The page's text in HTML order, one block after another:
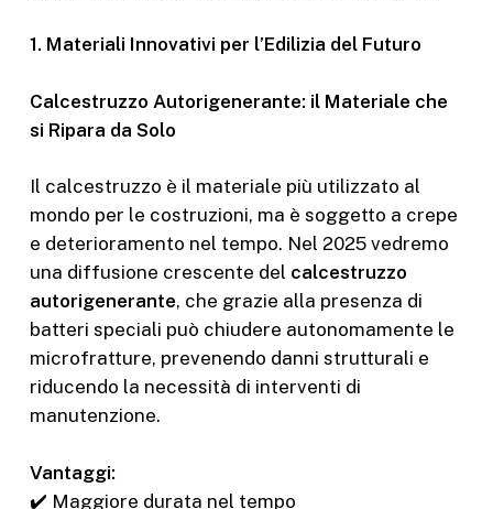
1. Materiali Innovativi per l’Edilizia del Futuro
Calcestruzzo Autorigenerante: il Materiale che
si Ripara da Solo
Il calcestruzzo è il materiale più utilizzato al
mondo per le costruzioni, ma è soggetto a crepe
e deterioramento nel tempo. Nel 2025 vedremo
una diffusione crescente del calcestruzzo
autorigenerante, che grazie alla presenza di
batteri speciali può chiudere autonomamente le
microfratture, prevenendo danni strutturali e
riducendo la necessità di interventi di
manutenzione.
Vantaggi:
✔️ Maggiore durata nel tempo